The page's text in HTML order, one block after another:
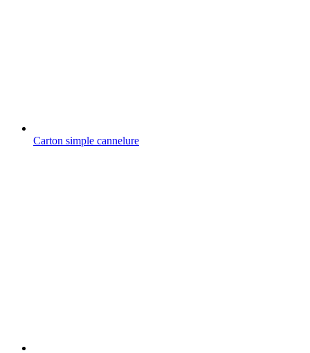
Carton simple cannelure